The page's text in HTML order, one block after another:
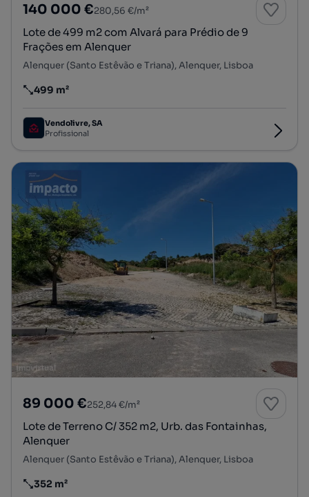
140 000 €280,56 €/m²
Lote de 499 m2 com Alvará para Prédio de 9
Frações em Alenquer
Alenquer (Santo Estêvão e Triana), Alenquer, Lisboa
Preço por metro quadrado
499 m²
Vendolivre, SA
Profissional
89 000 €252,84 €/m²
Lote de Terreno C/ 352 m2, Urb. das Fontainhas,
Alenquer
Alenquer (Santo Estêvão e Triana), Alenquer, Lisboa
Preço por metro quadrado
352 m²